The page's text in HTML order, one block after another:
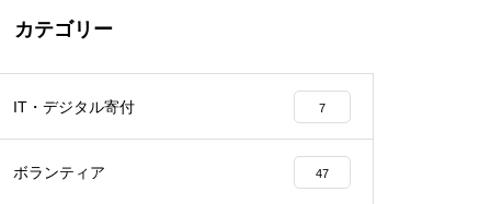
カテゴリー
IT・デジタル寄付 7
ボランティア 47